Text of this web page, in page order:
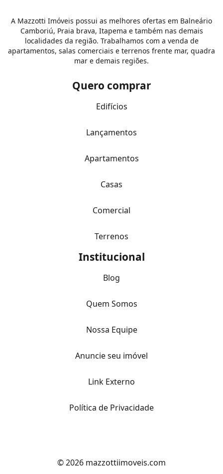
A Mazzotti Imóveis possui as melhores ofertas em Balneário
Camboriú, Praia brava, Itapema e também nas demais
localidades da região. Trabalhamos com a venda de
apartamentos, salas comerciais e terrenos frente mar, quadra
mar e demais regiões.
Quero comprar
Edifícios
Lançamentos
Apartamentos
Casas
Comercial
Terrenos
Institucional
Blog
Quem Somos
Nossa Equipe
Anuncie seu imóvel
Link Externo
Política de Privacidade
© 2026 mazzottiimoveis.com